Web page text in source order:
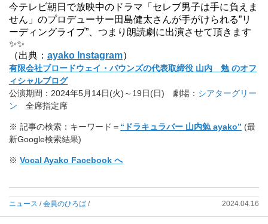
今テレビ朝日で放映中のドラマ「セレブ男子は手に負えま
せん」のプロデューサー田島健太さんが手がけられる”リ
ーディングライブ”、つまり朗読劇に出演させて頂きます
✨✨
（出典： ayako Instagram）
有限会社ブロードウェイ・バウンズの代表取締役 山内 勉 のオフ
ィシャルブログ
公演期間：2024年5月14日(火)～19日(日) 劇場： シアターグリー
ン 全席指定席
※ 記事の検索：キーワード＝ “ドラキュラバー 山内勉 ayako” (最
新Google検索結果)
※ Vocal Ayako Facebook へ
ニュース /会員のひろば / 2024.04.16